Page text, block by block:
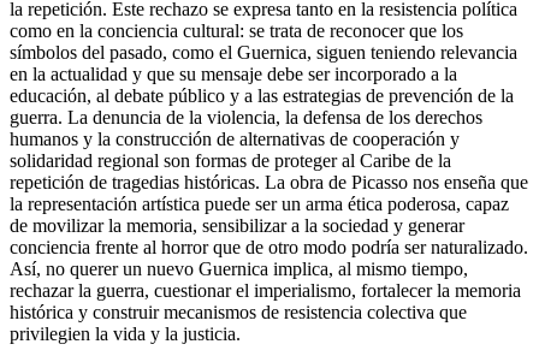
la repetición. Este rechazo se expresa tanto en la resistencia política
como en la conciencia cultural: se trata de reconocer que los
símbolos del pasado, como el Guernica, siguen teniendo relevancia
en la actualidad y que su mensaje debe ser incorporado a la
educación, al debate público y a las estrategias de prevención de la
guerra. La denuncia de la violencia, la defensa de los derechos
humanos y la construcción de alternativas de cooperación y
solidaridad regional son formas de proteger al Caribe de la
repetición de tragedias históricas. La obra de Picasso nos enseña que
la representación artística puede ser un arma ética poderosa, capaz
de movilizar la memoria, sensibilizar a la sociedad y generar
conciencia frente al horror que de otro modo podría ser naturalizado.
Así, no querer un nuevo Guernica implica, al mismo tiempo,
rechazar la guerra, cuestionar el imperialismo, fortalecer la memoria
histórica y construir mecanismos de resistencia colectiva que
privilegien la vida y la justicia.